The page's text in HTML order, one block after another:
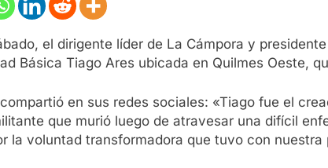
el dirigente líder de La Cámpora y
Básica Tiago Ares ubicada en Quilmes Oeste,
en sus redes sociales: «Tiago fue el
que murió luego de atravesar una difícil
la voluntad transformadora que tuvo con nuestra